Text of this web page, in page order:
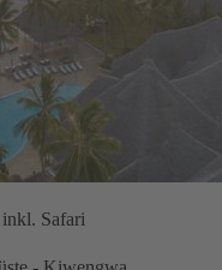
Safari